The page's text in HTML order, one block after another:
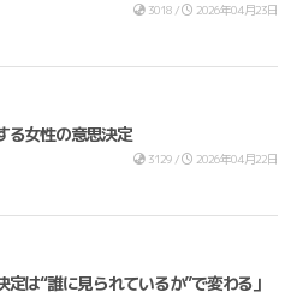
3018 / 2026年04月23日
る女性の意思決定
3129 / 2026年04月22日
定は“誰に見られているか”で変わる」